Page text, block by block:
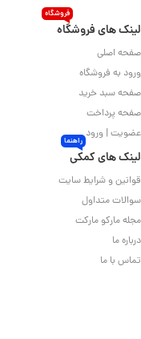
لینک های فروشگاه
فروشگاه
صفحه اصلی
ورود به فروشگاه
صفحه سبد خرید
صفحه پرداخت
عضویت | ورود
لینک های کمکی
راهنما
قوانین و شرایط سایت
سوالات متداول
مجله مارکو مارکت
درباره ما
تماس با ما